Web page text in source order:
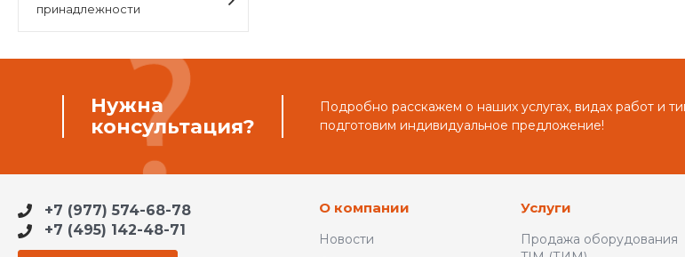
принадлежности
Нужна
консультация?
Подробно расскажем о наших услугах, видах работ и
подготовим индивидуальное предложение!
+7 (977) 574-68-78
+7 (495) 142-48-71
О компании
Новости
Услуги
Продажа оборудования